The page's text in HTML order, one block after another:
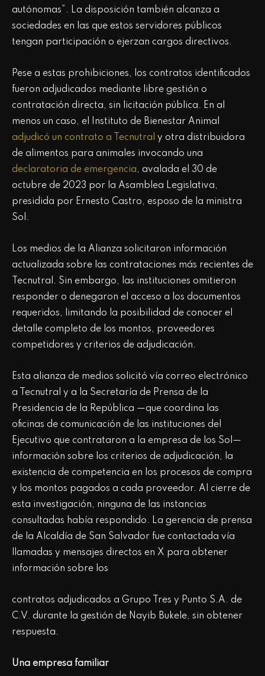
autónomas”. La disposición también alcanza a
sociedades en las que estos servidores públicos
tengan participación o ejerzan cargos directivos.
Pese a estas prohibiciones, los contratos identificados
fueron adjudicados mediante libre gestión o
contratación directa, sin licitación pública. En al
menos un caso, el Instituto de Bienestar Animal
adjudicó un contrato a Tecnutral y otra distribuidora
de alimentos para animales invocando una
declaratoria de emergencia, avalada el 30 de
octubre de 2023 por la Asamblea Legislativa,
presidida por Ernesto Castro, esposo de la ministra
Sol.
Los medios de la Alianza solicitaron información
actualizada sobre las contrataciones más recientes de
Tecnutral. Sin embargo, las instituciones omitieron
responder o denegaron el acceso a los documentos
requeridos, limitando la posibilidad de conocer el
detalle completo de los montos, proveedores
competidores y criterios de adjudicación.
Esta alianza de medios solicitó vía correo electrónico
a Tecnutral y a la Secretaría de Prensa de la
Presidencia de la República —que coordina las
oficinas de comunicación de las instituciones del
Ejecutivo que contrataron a la empresa de los Sol—
información sobre los criterios de adjudicación, la
existencia de competencia en los procesos de compra
y los montos pagados a cada proveedor. Al cierre de
esta investigación, ninguna de las instancias
consultadas había respondido. La gerencia de prensa
de la Alcaldía de San Salvador fue contactada vía
llamadas y mensajes directos en X para obtener
información sobre los
contratos adjudicados a Grupo Tres y Punto S.A. de
C.V. durante la gestión de Nayib Bukele, sin obtener
respuesta.
Una empresa familiar